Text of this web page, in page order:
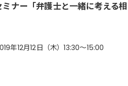
ナー「弁護士と一緒に考える相
年12月12日（木）13:30～15:00